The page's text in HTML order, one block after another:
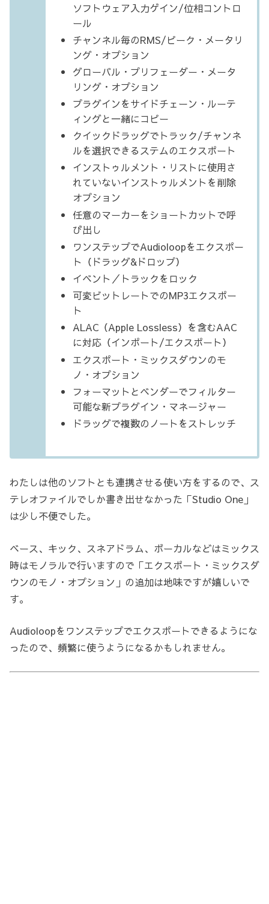
ソフトウェア入力ゲイン/位相コントロ
ール
チャンネル毎のRMS/ピーク・メータリ
ング・オプション
グローバル・プリフェーダー・メータ
リング・オプション
プラグインをサイドチェーン・ルーテ
ィングと一緒にコピー
クイックドラッグでトラック/チャンネ
ルを選択できるステムのエクスポート
インストゥルメント・リストに使用さ
れていないインストゥルメントを削除
オプション
任意のマーカーをショートカットで呼
び出し
ワンステップでAudioloopをエクスポー
ト（ドラッグ&ドロップ）
イベント／トラックをロック
可変ビットレートでのMP3エクスポー
ト
ALAC（Apple Lossless）を含むAAC
に対応（インポート/エクスポート）
エクスポート・ミックスダウンのモ
ノ・オプション
フォーマットとベンダーでフィルター
可能な新プラグイン・マネージャー
ドラッグで複数のノートをストレッチ
わたしは他のソフトとも連携させる使い方をするので、ス
テレオファイルでしか書き出せなかった「Studio One」
は少し不便でした。
ベース、キック、スネアドラム、ボーカルなどはミックス
時はモノラルで行いますので「エクスポート・ミックスダ
ウンのモノ・オプション」の追加は地味ですが嬉しいで
す。
Audioloopをワンステップでエクスポートできるようにな
ったので、頻繁に使うようになるかもしれません。